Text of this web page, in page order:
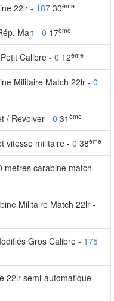
22lr - 187 30ème
Man - 0 17ème
Calibre - 0 12ème
Militaire Match 22lr - 0
/ Revolver - 0 31 ème
vitesse militaire - 0 38ème
mètres carabine match
Militaire Match 22lr -
Gros Calibre - 175
22lr semi-automatique -